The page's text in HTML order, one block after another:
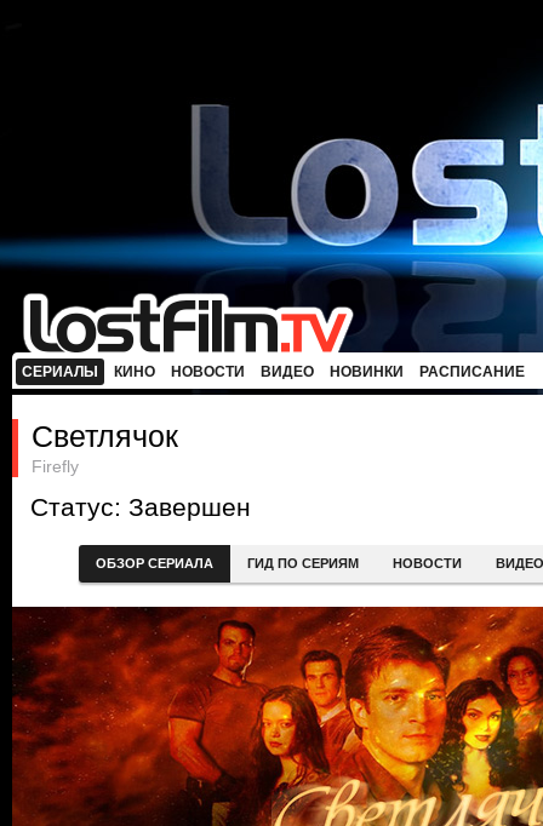
СЕРИАЛЫ КИНО НОВОСТИ ВИДЕО НОВИНКИ РАСПИСАНИЕ
Светлячок
Firefly
Статус: Завершен
ОБЗОР СЕРИАЛА ГИД ПО СЕРИЯМ НОВОСТИ ВИДЕО